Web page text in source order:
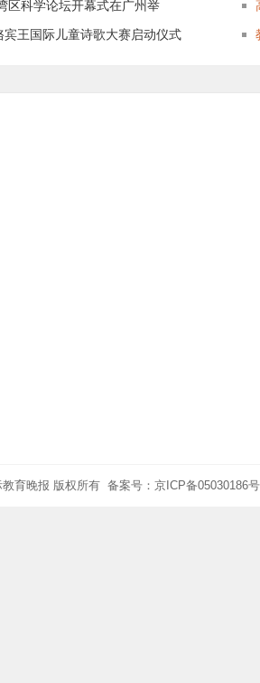
区科学论坛开幕式在广州举
宾王国际儿童诗歌大赛启动仪式
育晚报 版权所有 备案号：京ICP备05030186